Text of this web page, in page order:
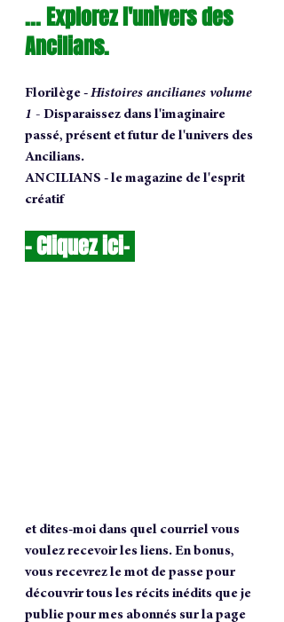
... Explorez l'univers des
Ancilians.
Florilège - Histoires ancilianes volume
1 - Disparaissez dans l'imaginaire
passé, présent et futur de l'univers des
Ancilians.
ANCILIANS - le magazine de l'esprit
créatif
- Cliquez ici-
et dites-moi dans quel courriel vous
voulez recevoir les liens. En bonus,
vous recevrez le mot de passe pour
découvrir tous les récits inédits que je
publie pour mes abonnés sur la page